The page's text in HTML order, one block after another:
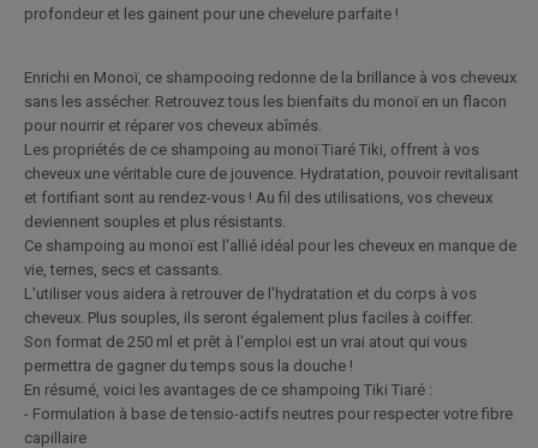
profondeur et les gainent pour une chevelure parfaite !
Enrichi en Monoï, ce shampooing redonne de la brillance à vos cheveux
sans les assécher. Retrouvez tous les bienfaits du monoï en un flacon
pour nourrir et réparer vos cheveux abîmés.
Les propriétés de ce shampoing au monoï Tiaré Tiki, offrent à vos
cheveux une véritable cure de jouvence. Hydratation, pouvoir revitalisant
et fortifiant sont au rendez-vous ! Au fil des utilisations, vos cheveux
deviennent souples et plus résistants.
Ce shampoing au monoï est l'allié idéal pour les cheveux en manque de
vie, ternes, secs et cassants.
L'utiliser vous aidera à retrouver de l'hydratation et du corps à vos
cheveux. Plus souples, ils seront également plus faciles à coiffer.
Son format de 250 ml et prêt à l'emploi est un vrai atout qui vous
permettra de gagner du temps sous la douche !
En résumé, voici les avantages de ce shampoing Tiki Tiaré :
- Formulation à base de tensio-actifs neutres pour respecter votre fibre
capillaire